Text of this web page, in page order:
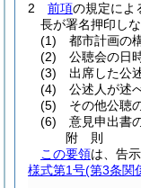
2
前項の規定によ
長が署名押印し
(1)
都市計画の
(2)
公聴会の日
(3)
出席した公
(4)
公述人が述
(5)
その他公聴
(6)
意見申出書
附 則
この要領は、告
様式第1号(第3条関